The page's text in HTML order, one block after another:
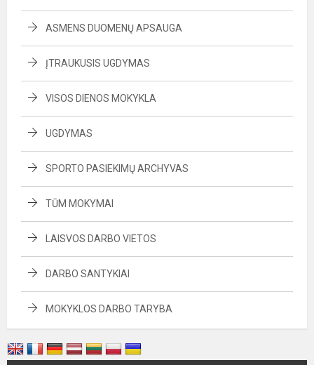
ASMENS DUOMENŲ APSAUGA
ĮTRAUKUSIS UGDYMAS
VISOS DIENOS MOKYKLA
UGDYMAS
SPORTO PASIEKIMŲ ARCHYVAS
TŪM MOKYMAI
LAISVOS DARBO VIETOS
DARBO SANTYKIAI
MOKYKLOS DARBO TARYBA